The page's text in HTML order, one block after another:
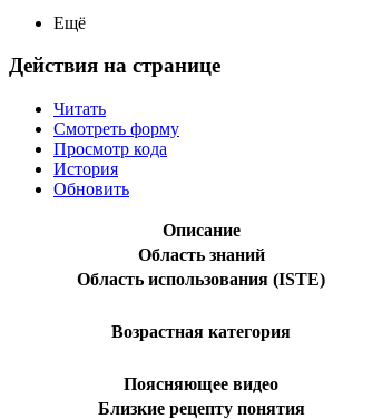
Ещё
Действия на странице
Читать
Смотреть форму
Просмотр кода
История
Обновить
Описание
Область знаний
Область использования (ISTE)
Возрастная категория
Поясняющее видео
Близкие рецепту понятия